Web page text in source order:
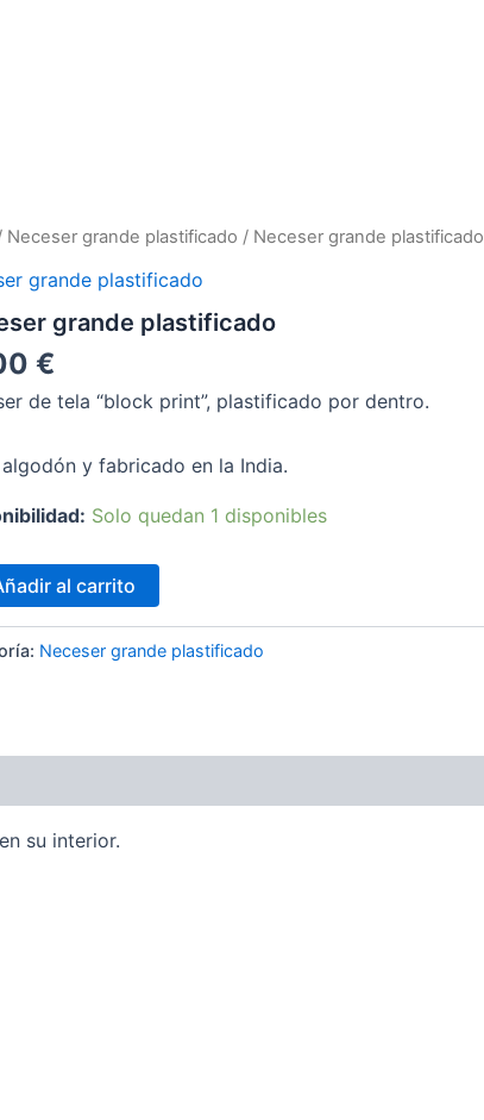
Neceser grande plastificado / Neceser grande plastificado
grande plastificado
grande plastificado
€
de tela “block print”, plastificado por dentro.
algodón y fabricado en la India.
Solo quedan 1 disponibles
al carrito
Neceser grande plastificado
su interior.